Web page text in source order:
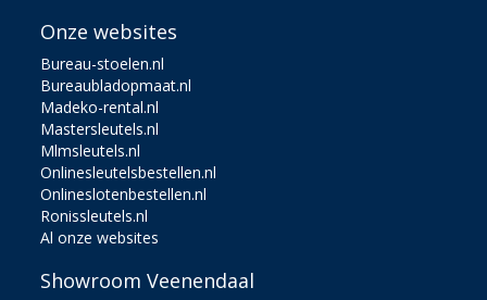
Onze websites
Bureau-stoelen.nl
Bureaubladopmaat.nl
Madeko-rental.nl
Mastersleutels.nl
Mlmsleutels.nl
Onlinesleutelsbestellen.nl
Onlineslotenbestellen.nl
Ronissleutels.nl
Al onze websites
Showroom Veenendaal